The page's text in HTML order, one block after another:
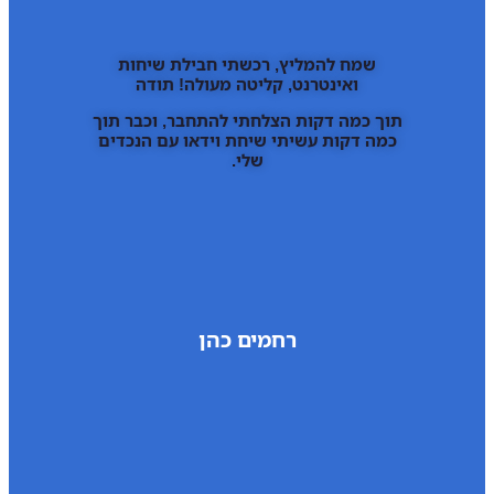
שמח להמליץ, רכשתי חבילת שיחות
ואינטרנט, קליטה מעולה! תודה
תוך כמה דקות הצלחתי להתחבר, וכבר תוך
כמה דקות עשיתי שיחת וידאו עם הנכדים
שלי.
רחמים כהן